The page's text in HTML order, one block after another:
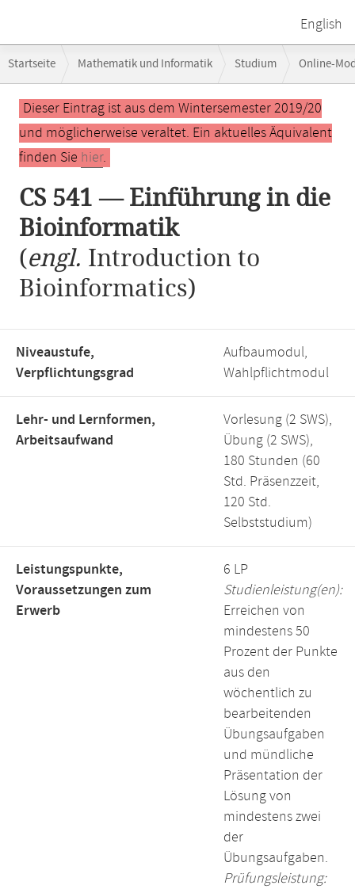
English
Navigation
Startseite Mathematik und Informatik Studium Online-
Hauptinhalt
Dieser Eintrag ist aus dem Wintersemester 2019/20
und möglicherweise veraltet. Ein aktuelles Äquivalent
finden Sie hier.
CS 541 — Einführung in die
Bioinformatik
(engl. Introduction to
Bioinformatics)
Niveaustufe,
Verpflichtungsgrad
Aufbaumodul,
Wahlpflichtmodul
Lehr- und Lernformen,
Arbeitsaufwand
Vorlesung (2 SWS),
Übung (2 SWS),
180 Stunden (60
Std. Präsenzzeit,
120 Std.
Selbststudium)
Leistungspunkte,
Voraussetzungen zum
Erwerb
6 LP
Studienleistung(en):
Erreichen von
mindestens 50
Prozent der Punkte
aus den
wöchentlich zu
bearbeitenden
Übungsaufgaben
und mündliche
Präsentation der
Lösung von
mindestens zwei
der
Übungsaufgaben.
Prüfungsleistung: